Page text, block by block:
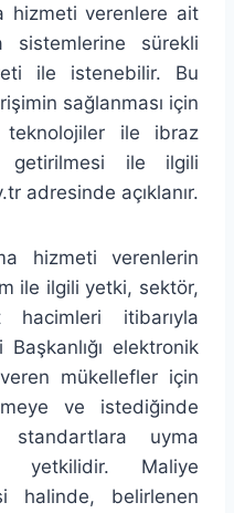
hizmeti verenlere ait
sürekli
ile istenebilir. Bu
sağlanması için
teknolojiler ile ibraz
getirilmesi ile ilgili
adresinde açıklanır.
hizmeti verenlerin
ile ilgili yetki, sektör,
itibarıyla
elektronik
mükellefler için
ve istediğinde
standartlara uyma
yetkilidir. Maliye
halinde, belirlenen